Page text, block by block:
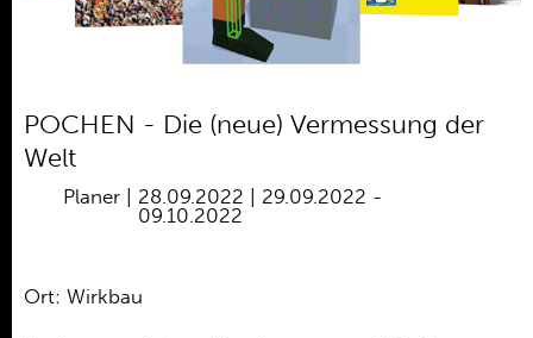
Projekte
Verein
POCHEN - Die (neue) Vermessung der
Welt
Planer 28.09.2022 | 29.09.2022 -
09.10.2022
Ort: Wirkbau